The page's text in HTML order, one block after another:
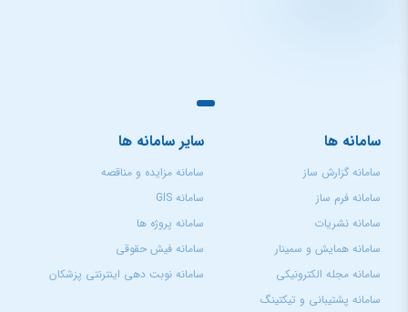
سامانه ها
سامانه گزارش ساز
سامانه فرم ساز
سامانه نشریات
سامانه همایش و سمینار
سامانه مجله الکترونیکی
سامانه پشتیبانی و تیکتینگ
سایر سامانه ها
سامانه مزایده و مناقصه
سامانه GIS
سامانه پروژه ها
سامانه فیش حقوقی
سامانه نوبت دهی اینترنتی پزشکان